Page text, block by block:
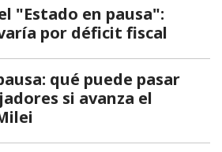
"Estado en pausa":
por déficit fiscal
qué puede pasar
si avanza el